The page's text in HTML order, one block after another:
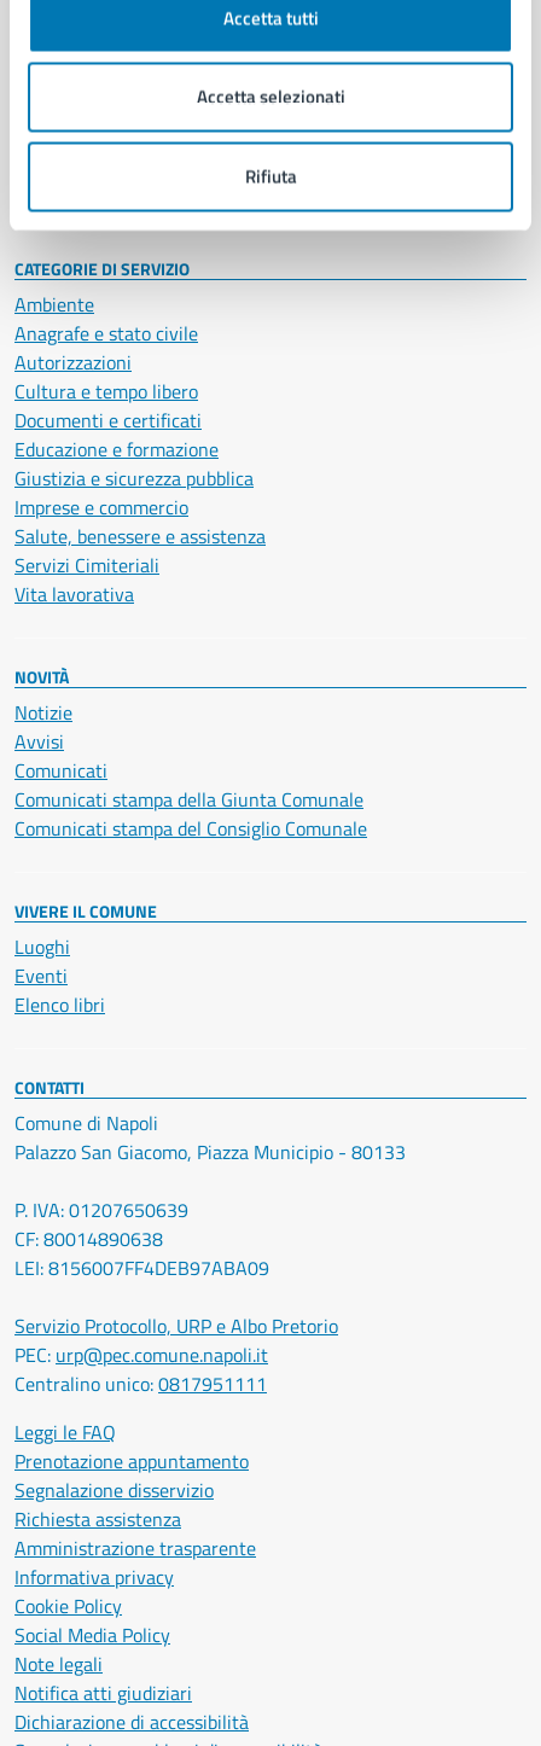
Accetta tutti
Accetta selezionati
Rifiuta
Enti e fondazioni
Personale amministrativo
Intranet, posta aziendale e protocollo
CATEGORIE DI SERVIZIO
Ambiente
Anagrafe e stato civile
Autorizzazioni
Cultura e tempo libero
Documenti e certificati
Educazione e formazione
Giustizia e sicurezza pubblica
Imprese e commercio
Salute, benessere e assistenza
Servizi Cimiteriali
Vita lavorativa
NOVITÀ
Notizie
Avvisi
Comunicati
Comunicati stampa della Giunta Comunale
Comunicati stampa del Consiglio Comunale
VIVERE IL COMUNE
Luoghi
Eventi
Elenco libri
CONTATTI
Comune di Napoli
Palazzo San Giacomo, Piazza Municipio - 80133
P. IVA: 01207650639
CF: 80014890638
LEI: 8156007FF4DEB97ABA09
Servizio Protocollo, URP e Albo Pretorio
PEC: urp@pec.comune.napoli.it
Centralino unico:0817951111
Leggi le FAQ
Prenotazione appuntamento
Segnalazione disservizio
Richiesta assistenza
Amministrazione trasparente
Informativa privacy
Cookie Policy
Social Media Policy
Note legali
Notifica atti giudiziari
Dichiarazione di accessibilità